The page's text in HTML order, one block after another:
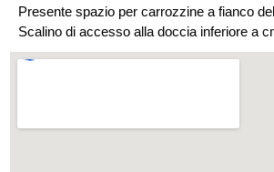
Presente spazio per carrozzine a fianco
Scalino di accesso alla doccia inferiore a